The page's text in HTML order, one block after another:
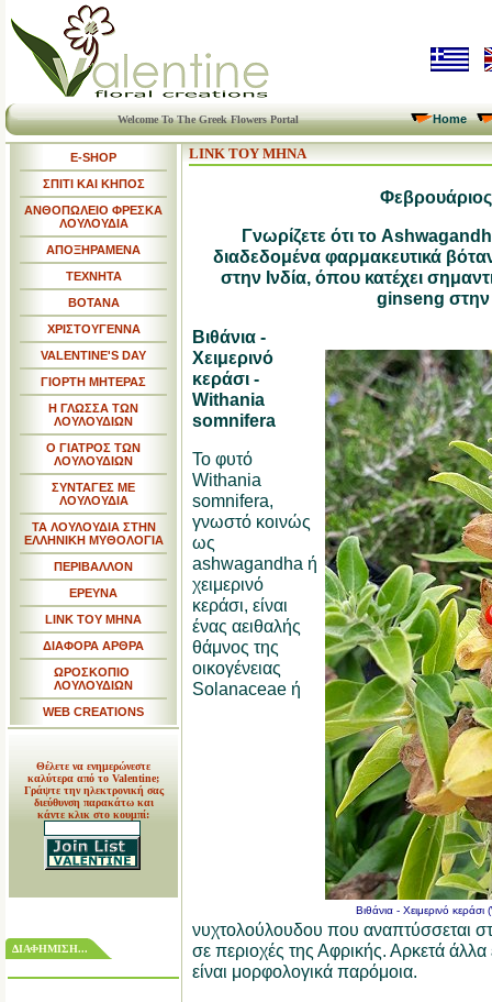
Welcome To The Greek Flowers Portal Home
E-SHOP
ΣΠΙΤΙ ΚΑΙ ΚΗΠΟΣ
ΑΝΘΟΠΩΛΕΙΟ ΦΡΕΣΚΑ
ΛΟΥΛΟΥΔΙΑ
ΑΠΟΞΗΡΑΜΕΝΑ
ΤΕΧΝΗΤΑ
ΒΟΤΑΝΑ
ΧΡΙΣΤΟΥΓΕΝΝΑ
VALENTINE'S DAY
ΓΙΟΡΤΗ ΜΗΤΕΡΑΣ
Η ΓΛΩΣΣΑ ΤΩΝ
ΛΟΥΛΟΥΔΙΩΝ
Ο ΓΙΑΤΡΟΣ ΤΩΝ
ΛΟΥΛΟΥΔΙΩΝ
ΣΥΝΤΑΓΕΣ ΜΕ
ΛΟΥΛΟΥΔΙΑ
ΤΑ ΛΟΥΛΟΥΔΙΑ ΣΤΗΝ
ΕΛΛΗΝΙΚΗ ΜΥΘΟΛΟΓΙΑ
ΠΕΡΙΒΑΛΛΟΝ
ΕΡΕΥΝΑ
LINK TOY MHNA
ΔΙΑΦΟΡΑ ΑΡΘΡΑ
ΩΡΟΣΚΟΠΙΟ
ΛΟΥΛΟΥΔΙΩΝ
WEB CREATIONS
Θέλετε να ενημερώνεστε
καλύτερα από το Valentine;
Γράψτε την ηλεκτρονική σας
διεύθυνση παρακάτω και
κάντε κλικ στο κουμπί:
ΔΙΑΦΗΜΙΣΗ...
LINK ΤΟΥ ΜΗΝΑ
Γνωρίζετε ότι το
διαδεδομένα φαρμακευτικά
στην Ινδία, όπου κατέχει
ginseng στην
Βιθάνια - Χειμερινό
Βιθάνια -
Χειμερινό
κεράσι -
Withania
somnifera
Το φυτό
Withania
somnifera,
γνωστό κοινώς
ως
ashwagandha ή
χειμερινό
κεράσι, είναι
ένας αειθαλής
θάμνος της
οικογένειας
Solanaceae ή
νυχτολούλουδου που αναπτύσσεται
σε περιοχές της Αφρικής. Αρκετά
είναι μορφολογικά παρόμοια.